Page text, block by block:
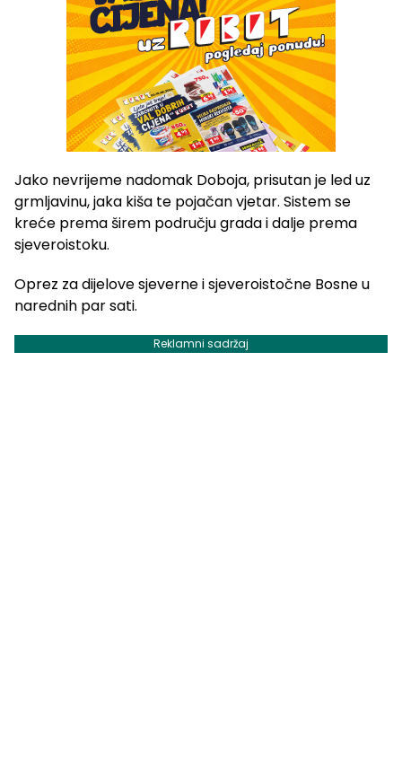
Jako nevrijeme nadomak Doboja, prisutan je led uz
grmljavinu, jaka kiša te pojačan vjetar. Sistem se
kreće prema širem području grada i dalje prema
sjeveroistoku.
Oprez za dijelove sjeverne i sjeveroistočne Bosne u
narednih par sati.
Reklamni sadržaj